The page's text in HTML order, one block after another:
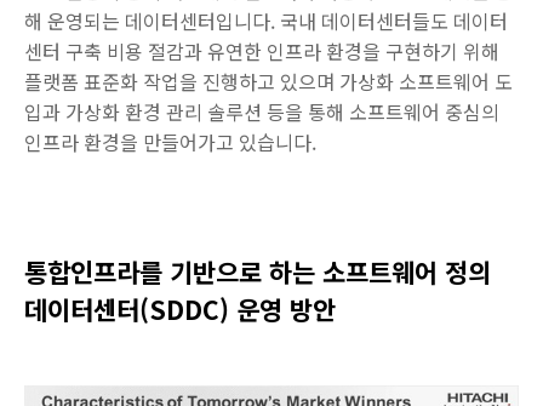
해 운영되는 데이터센터입니다. 국내 데이터센터들도 데이터
센터 구축 비용 절감과 유연한 인프라 환경을 구현하기 위해
플랫폼 표준화 작업을 진행하고 있으며 가상화 소프트웨어 도
입과 가상화 환경 관리 솔루션 등을 통해 소프트웨어 중심의
인프라 환경을 만들어가고 있습니다.
통합인프라를 기반으로 하는 소프트웨어 정의
데이터센터(SDDC) 운영 방안